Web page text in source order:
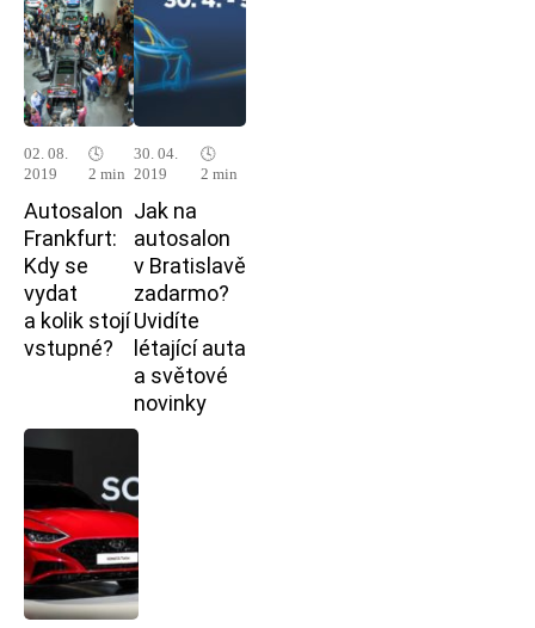
02. 08.
2019
🕓
2 min
Autosalon
Frankfurt:
Kdy se
vydat
a kolik stojí
vstupné?
30. 04.
2019
🕓
2 min
Jak na
autosalon
v Bratislavě
zadarmo?
Uvidíte
létající auta
a světové
novinky